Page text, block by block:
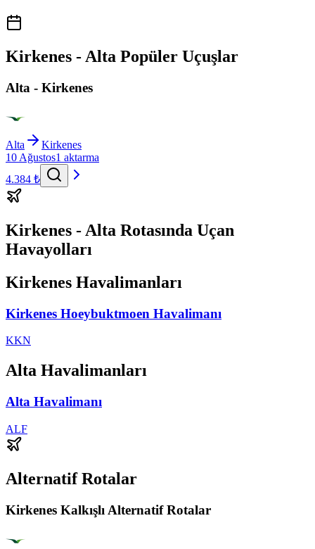
Kirkenes - Alta Popüler Uçuşlar
Alta - Kirkenes
Alta
Kirkenes
10 Ağustos1 aktarma
4.384 ₺
Kirkenes - Alta Rotasında Uçan
Havayolları
Kirkenes Havalimanları
Kirkenes Hoeybuktmoen Havalimanı
KKN
Alta Havalimanları
Alta Havalimanı
ALF
Alternatif Rotalar
Kirkenes Kalkışlı Alternatif Rotalar